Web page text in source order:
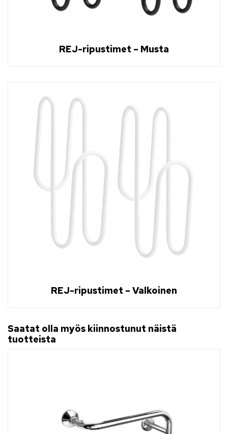
REJ-ripustimet – Musta
REJ-ripustimet – Valkoinen
Saatat olla myös kiinnostunut näistä
tuotteista